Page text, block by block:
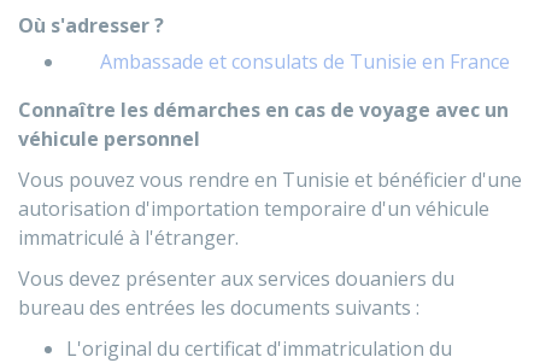
Où s'adresser ?
Ambassade et consulats de Tunisie en France
Connaître les démarches en cas de voyage avec un
véhicule personnel
Vous pouvez vous rendre en Tunisie et bénéficier d'une
autorisation d'importation temporaire d'un véhicule
immatriculé à l'étranger.
Vous devez présenter aux services douaniers du
bureau des entrées les documents suivants :
L'original du certificat d'immatriculation du